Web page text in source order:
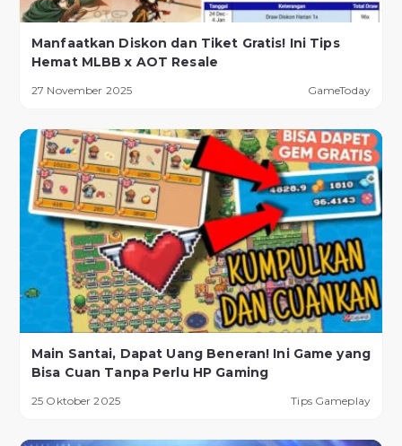
Manfaatkan Diskon dan Tiket Gratis! Ini Tips
Hemat MLBB x AOT Resale
27 November 2025 GameToday
Main Santai, Dapat Uang Beneran! Ini Game yang
Bisa Cuan Tanpa Perlu HP Gaming
25 Oktober 2025 Tips Gameplay